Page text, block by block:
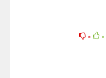
0
0